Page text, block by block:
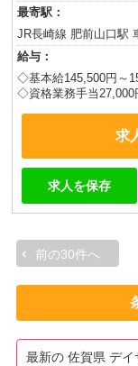
最寄駅：
JR長崎線 肥前山口駅
給与：
◇基本給145,500円～
◇資格業務手当27,000
求
求人を保存
前の30件へ
最新の 佐賀県 デ